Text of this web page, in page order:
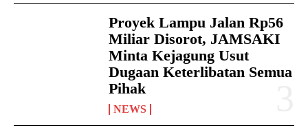
Proyek Lampu Jalan Rp56
Miliar Disorot, JAMSAKI
Minta Kejagung Usut
Dugaan Keterlibatan Semua
Pihak
NEWS